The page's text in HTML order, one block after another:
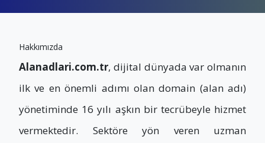
Hakkımızda
Alanadlari.com.tr, dijital dünyada var olmanın
ilk ve en önemli adımı olan domain (alan adı)
yönetiminde 16 yılı aşkın bir tecrübeyle hizmet
vermektedir. Sektöre yön veren uzman